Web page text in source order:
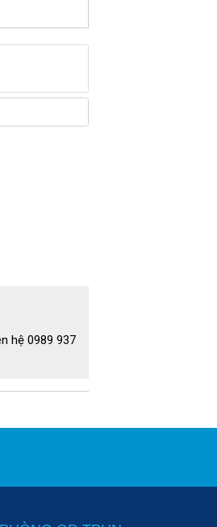
lắp vào máy thì
còn lại gắn
cũng gây hạn
chính hãng.
bị lỏng, chờn
hệ 0989 937